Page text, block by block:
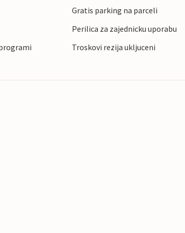
ptica i opuštajuće dane uz Baltičko
Gratis parking na parceli
Perilica za zajednicku uporabu
Troskovi rezija ukljuceni